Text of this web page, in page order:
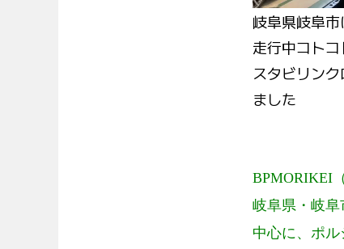
岐阜県岐阜
走行中コト
スタビリン
ました
BPMORIKEI
岐阜県・岐
中心に、ポル